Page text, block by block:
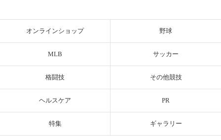
オンラインショップ 野球
MLB サッカー
格闘技 その他競技
ヘルスケア PR
特集 ギャラリー